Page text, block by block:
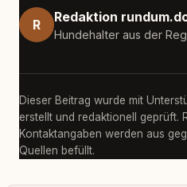
R Redaktion
Hundehalter aus der
Dieser Beitrag wurde mit
erstellt und redaktionell geprüft.
Kontaktangaben werden aus
Quellen befüllt.